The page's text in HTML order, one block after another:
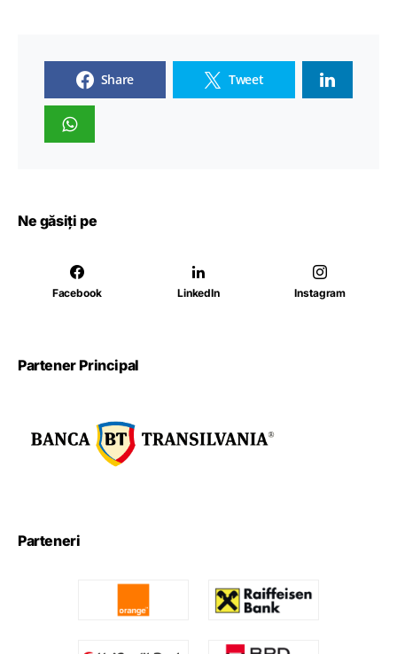
Share Tweet
Ne găsiți pe
Facebook LinkedIn Instagram
Partener Principal
Parteneri